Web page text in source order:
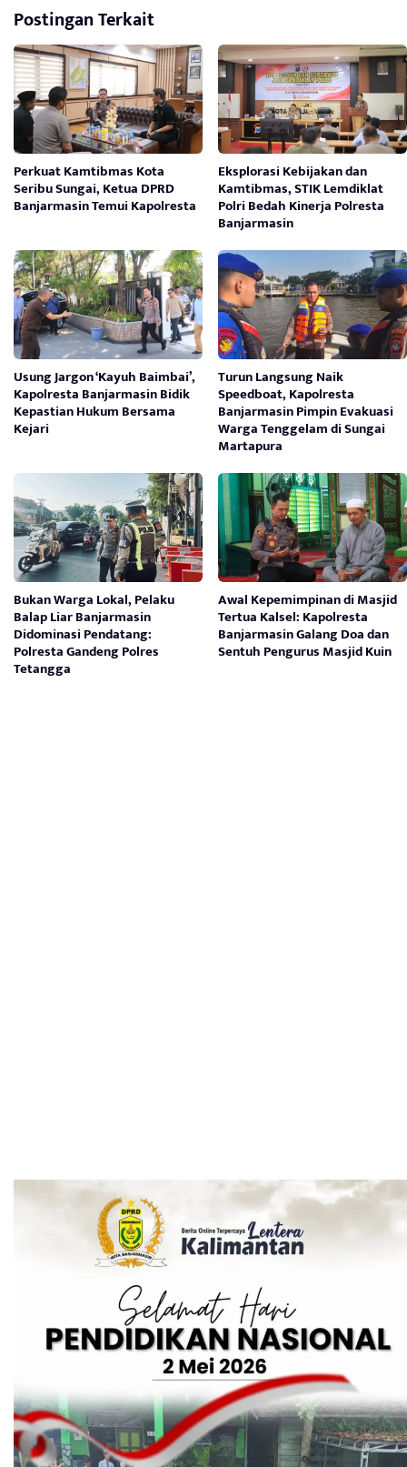
Postingan Terkait
Perkuat Kamtibmas Kota
Seribu Sungai, Ketua DPRD
Banjarmasin Temui Kapolresta
Eksplorasi Kebijakan dan
Kamtibmas, STIK Lemdiklat
Polri Bedah Kinerja Polresta
Banjarmasin
Usung Jargon ‘Kayuh Baimbai’,
Kapolresta Banjarmasin Bidik
Kepastian Hukum Bersama
Kejari
Turun Langsung Naik
Speedboat, Kapolresta
Banjarmasin Pimpin Evakuasi
Warga Tenggelam di Sungai
Martapura
Bukan Warga Lokal, Pelaku
Balap Liar Banjarmasin
Didominasi Pendatang:
Polresta Gandeng Polres
Tetangga
Awal Kepemimpinan di Masjid
Tertua Kalsel: Kapolresta
Banjarmasin Galang Doa dan
Sentuh Pengurus Masjid Kuin